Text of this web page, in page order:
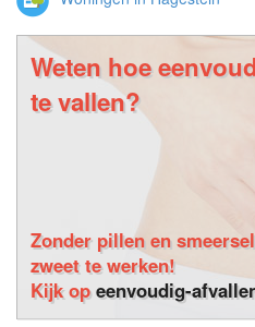
Weten hoe
te vallen?
Zonder pillen en
zweet te werken!
Kijk opeenvoudig-